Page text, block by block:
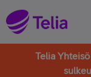
Telia